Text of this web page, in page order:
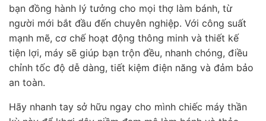
bạn đồng hành lý tưởng cho mọi thợ làm bánh, từ
người mới bắt đầu đến chuyên nghiệp. Với công suất
mạnh mẽ, cơ chế hoạt động thông minh và thiết kế
tiện lợi, máy sẽ giúp bạn trộn đều, nhanh chóng, điều
chỉnh tốc độ dễ dàng, tiết kiệm điện năng và đảm bảo
an toàn.
Hãy nhanh tay sở hữu ngay cho mình chiếc máy thần